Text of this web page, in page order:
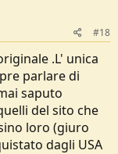
#18
.L' unica
parlare di
saputo
del sito che
loro (giuro
dagli USA